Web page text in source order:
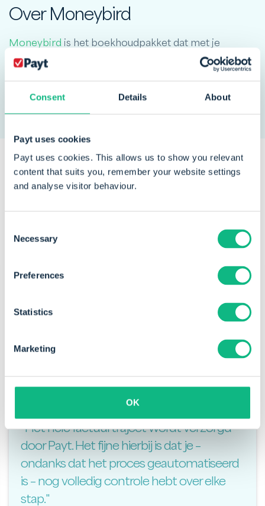
Consent Details About
Payt uses cookies
Payt uses cookies. This allows us to show you relevant
content that suits you, remember your website settings
and analyse visitor behaviour.
Selection
Necessary
Preferences
Statistics
Marketing
OK
Over Moneybird
Moneybird is het boekhoudpakket dat met je
meedenkt. Moneybird wil klanten een duidelijke en
transparante oplossing bieden voor het beheren van
Een greep uit onze klanten
"Het hele factuurtraject wordt verzorgd
door Payt. Het fijne hierbij is dat je –
ondanks dat het proces geautomatiseerd
is – nog volledig controle hebt over elke
stap."